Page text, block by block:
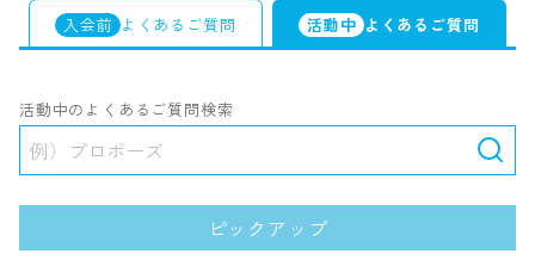
入会前 よくあるご質問 活動中 よくあるご質問
活動中のよくあるご質問検索
ピックアップ